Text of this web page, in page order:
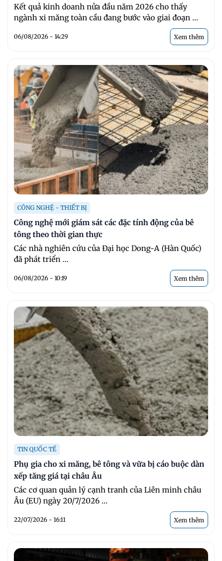
Kết quả kinh doanh nửa đầu năm 2026 cho thấy
ngành xi măng toàn cầu đang bước vào giai đoạn ...
06/08/2026 - 14:29 Xem thêm
CÔNG NGHỆ - THIẾT BỊ
Công nghệ mới giám sát các đặc tính động của bê
tông theo thời gian thực
Các nhà nghiên cứu của Đại học Dong-A (Hàn Quốc)
đã phát triển ...
06/08/2026 - 10:19 Xem thêm
TIN QUỐC TẾ
Phụ gia cho xi măng, bê tông và vữa bị cáo buộc dàn
xếp tăng giá tại châu Âu
Các cơ quan quản lý cạnh tranh của Liên minh châu
Âu (EU) ngày 20/7/2026 ...
22/07/2026 - 16:11 Xem thêm